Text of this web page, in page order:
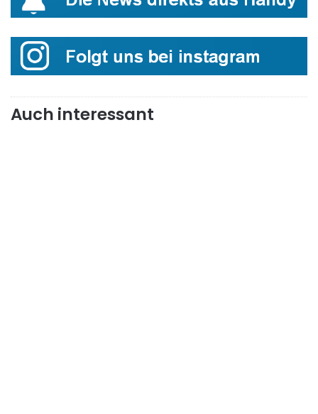
Auch interessant